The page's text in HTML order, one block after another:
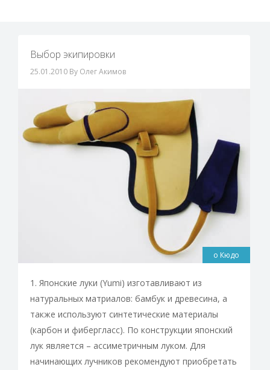
Выбор экипировки
25.01.2010 By Олег Акимов
о Кюдо
1. Японские луки (Yumi) изготавливают из
натуральных матриалов: бамбук и древесина, а
также используют синтетические материалы
(карбон и фибергласс). По конструкции японский
лук является – ассиметричным луком. Для
начинающих лучников рекомендуют приобретать